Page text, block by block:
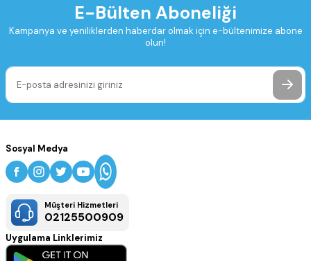
E-Bülten Aboneliği
Kampanya ve yeniliklerden haberdar olmak için e-bültenimize abone
olun!
Sosyal Medya
Müşteri Hizmetleri
02125500909
Uygulama Linklerimiz